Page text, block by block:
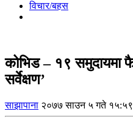
विचार/बहस
कोभिड – १९ समुदायमा
सर्वेक्षण’
साझापाना २०७७ साउन ५ गते १५:५९